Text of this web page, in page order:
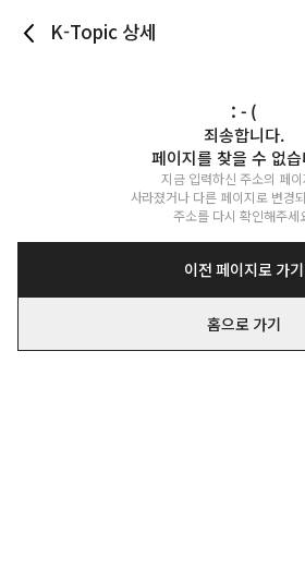
K-Topic 상세
: - (
죄송합니다.
페이지를 찾을 수 없
지금 입력하신 주소의 페
사라졌거나 다른 페이지로 변경
주소를 다시 확인해주세
이전 페이지로 가기
홈으로 가기